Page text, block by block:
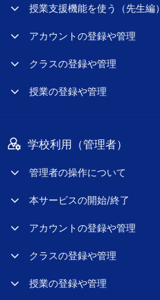
授業支援機能を使う（先生編）
アカウントの登録や管理
クラスの登録や管理
授業の登録や管理
学校利用（管理者）
管理者の操作について
本サービスの開始/終了
アカウントの登録や管理
クラスの登録や管理
授業の登録や管理